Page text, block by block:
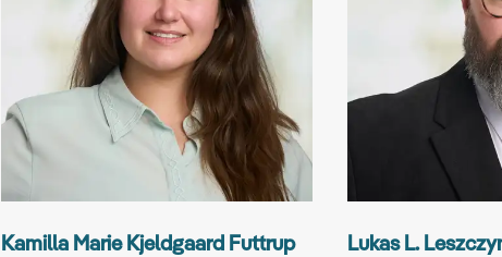
Kamilla Marie Kjeldgaard Futtrup
Lukas L.